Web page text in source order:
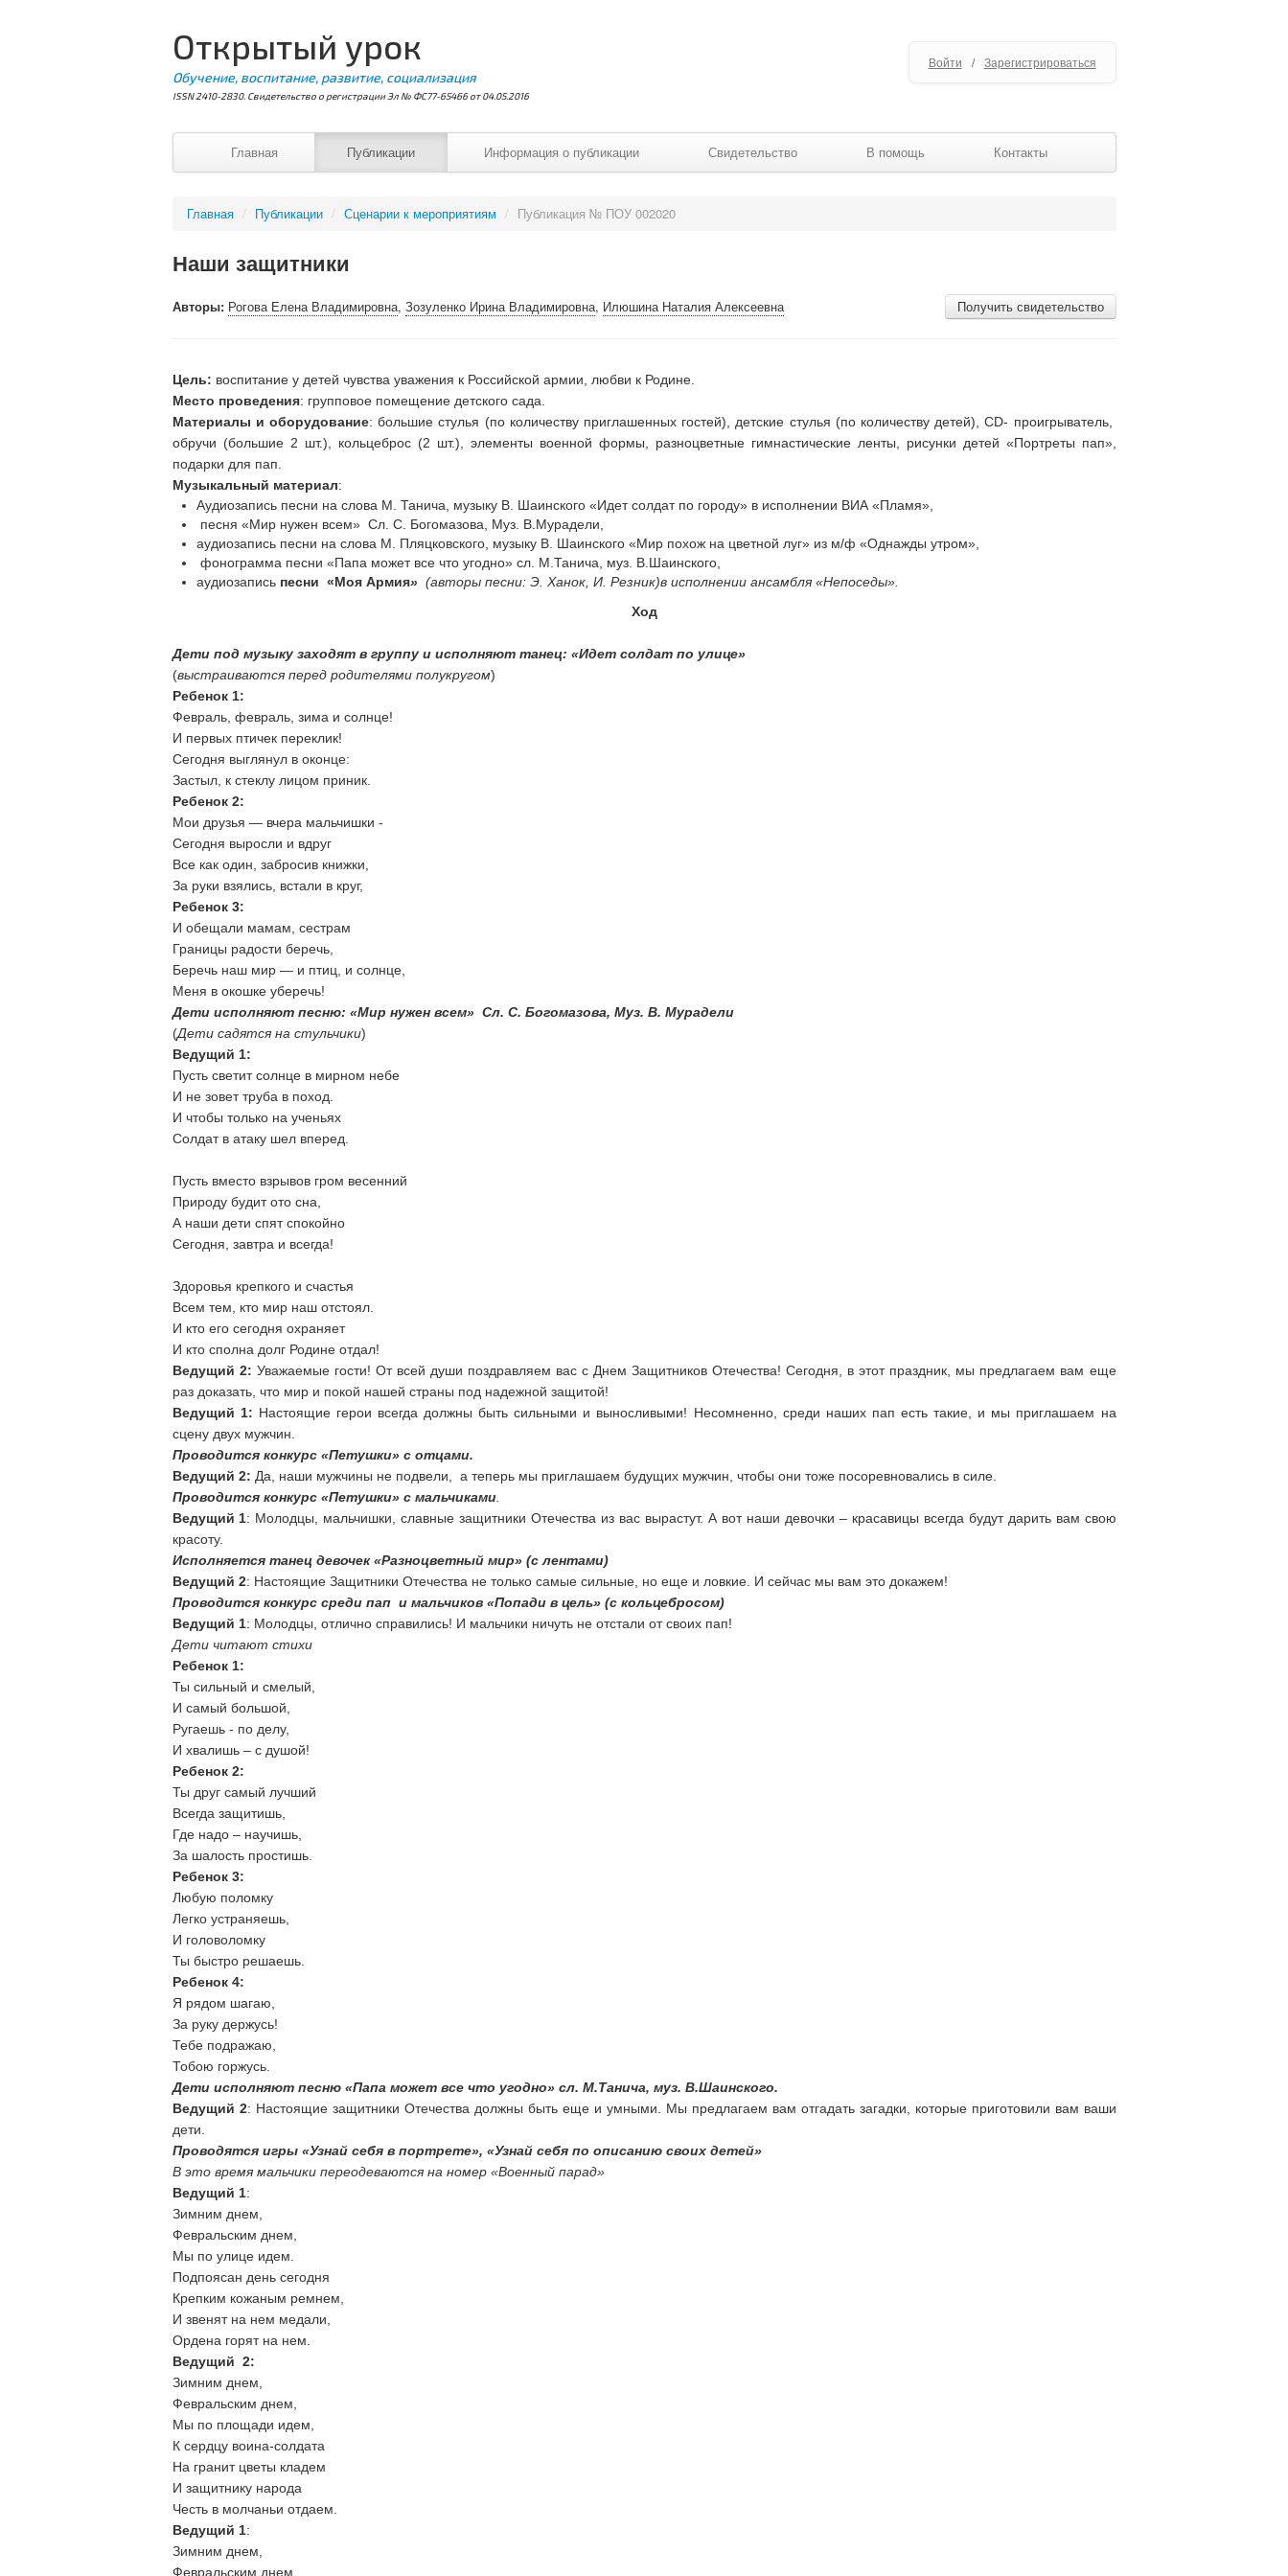
Открытый урок
Обучение, воспитание, развитие, социализация
ISSN 2410-2830. Свидетельство о регистрации Эл № ФС77-65466 от 04.05.2016
Войти / Зарегистрироваться
Главная Публикации Информация о публикации Свидетельство В помощь Контакты
Главная / Публикации / Сценарии к мероприятиям / Публикация № ПОУ 002020
Наши защитники
Получить свидетельство
Авторы: Рогова Елена Владимировна, Зозуленко Ирина Владимировна, Илюшина Наталия Алексеевна
Цель: воспитание у детей чувства уважения к Российской армии, любви к Родине.
Место проведения: групповое помещение детского сада.
Материалы и оборудование: большие стулья (по количеству приглашенных гостей), детские стулья (по количеству детей), CD- проигрыватель,
обручи (большие 2 шт.), кольцеброс (2 шт.), элементы военной формы, разноцветные гимнастические ленты, рисунки детей «Портреты пап»,
подарки для пап.
Музыкальный материал:
Аудиозапись песни на слова М. Танича, музыку В. Шаинского «Идет солдат по городу» в исполнении ВИА «Пламя»,
песня «Мир нужен всем» Сл. С. Богомазова, Муз. В.Мурадели,
аудиозапись песни на слова М. Пляцковского, музыку В. Шаинского «Мир похож на цветной луг» из м/ф «Однажды утром»,
фонограмма песни «Папа может все что угодно» сл. М.Танича, муз. В.Шаинского,
аудиозапись песни «Моя Армия» (авторы песни: Э. Ханок, И. Резник)в исполнении ансамбля «Непоседы».
Ход
Дети под музыку заходят в группу и исполняют танец: «Идет солдат по улице»
(выстраиваются перед родителями полукругом)
Ребенок 1:
Февраль, февраль, зима и солнце!
И первых птичек переклик!
Сегодня выглянул в оконце:
Застыл, к стеклу лицом приник.
Ребенок 2:
Мои друзья — вчера мальчишки -
Сегодня выросли и вдруг
Все как один, забросив книжки,
За руки взялись, встали в круг,
Ребенок 3:
И обещали мамам, сестрам
Границы радости беречь,
Беречь наш мир — и птиц, и солнце,
Меня в окошке уберечь!
Дети исполняют песню: «Мир нужен всем» Сл. С. Богомазова, Муз. В. Мурадели
(Дети садятся на стульчики)
Ведущий 1:
Пусть светит солнце в мирном небе
И не зовет труба в поход.
И чтобы только на ученьях
Солдат в атаку шел вперед.
Пусть вместо взрывов гром весенний
Природу будит ото сна,
А наши дети спят спокойно
Сегодня, завтра и всегда!
Здоровья крепкого и счастья
Всем тем, кто мир наш отстоял.
И кто его сегодня охраняет
И кто сполна долг Родине отдал!
Ведущий 2: Уважаемые гости! От всей души поздравляем вас с Днем Защитников Отечества! Сегодня, в этот праздник, мы предлагаем вам еще
раз доказать, что мир и покой нашей страны под надежной защитой!
Ведущий 1: Настоящие герои всегда должны быть сильными и выносливыми! Несомненно, среди наших пап есть такие, и мы приглашаем на
сцену двух мужчин.
Проводится конкурс «Петушки» с отцами.
Ведущий 2: Да, наши мужчины не подвели, а теперь мы приглашаем будущих мужчин, чтобы они тоже посоревновались в силе.
Проводится конкурс «Петушки» с мальчиками.
Ведущий 1: Молодцы, мальчишки, славные защитники Отечества из вас вырастут. А вот наши девочки – красавицы всегда будут дарить вам свою
красоту.
Исполняется танец девочек «Разноцветный мир» (с лентами)
Ведущий 2: Настоящие Защитники Отечества не только самые сильные, но еще и ловкие. И сейчас мы вам это докажем!
Проводится конкурс среди пап и мальчиков «Попади в цель» (с кольцебросом)
Ведущий 1: Молодцы, отлично справились! И мальчики ничуть не отстали от своих пап!
Дети читают стихи
Ребенок 1:
Ты сильный и смелый,
И самый большой,
Ругаешь - по делу,
И хвалишь – с душой!
Ребенок 2:
Ты друг самый лучший
Всегда защитишь,
Где надо – научишь,
За шалость простишь.
Ребенок 3:
Любую поломку
Легко устраняешь,
И головоломку
Ты быстро решаешь.
Ребенок 4:
Я рядом шагаю,
За руку держусь!
Тебе подражаю,
Тобою горжусь.
Дети исполняют песню «Папа может все что угодно» сл. М.Танича, муз. В.Шаинского.
Ведущий 2: Настоящие защитники Отечества должны быть еще и умными. Мы предлагаем вам отгадать загадки, которые приготовили вам ваши
дети.
Проводятся игры «Узнай себя в портрете», «Узнай себя по описанию своих детей»
В это время мальчики переодеваются на номер «Военный парад»
Ведущий 1:
Зимним днем,
Февральским днем,
Мы по улице идем.
Подпоясан день сегодня
Крепким кожаным ремнем,
И звенят на нем медали,
Ордена горят на нем.
Ведущий 2:
Зимним днем,
Февральским днем,
Мы по площади идем,
К сердцу воина-солдата
На гранит цветы кладем
И защитнику народа
Честь в молчаньи отдаем.
Ведущий 1:
Зимним днем,
Февральским днем,